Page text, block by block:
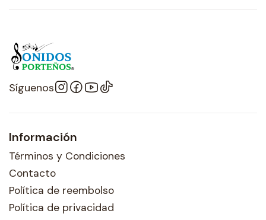
Síguenos
Información
Términos y Condiciones
Contacto
Política de reembolso
Política de privacidad